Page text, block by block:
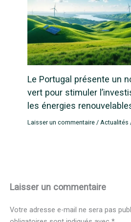
Le Portugal présente un
vert pour stimuler
les énergies
Laisser un commentaire / Actualités
Laisser un commentaire
Votre adresse e-mail ne sera pas